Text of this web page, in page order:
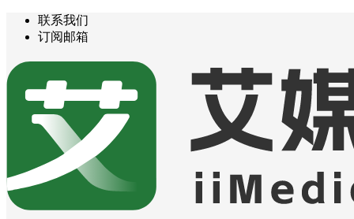
联系我们
订阅邮箱